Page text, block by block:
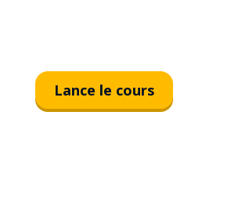
していま
nous avions un commerce mais
Lance le cours